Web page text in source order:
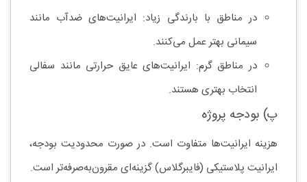
در مناطق با بارندگی زیاد: ایرانیت‌های ضدآب مانند
سیمانی بهتر عمل می‌کنند.
در مناطق گرم: ایرانیت‌های عایق حرارتی مانند سفالی
انتخاب بهتری هستند.
پ) بودجه پروژه
هزینه ایرانیت‌ها متفاوت است. در صورت محدودیت بودجه،
ایرانیت پلاستیکی (فایبرگلاس) گزینه‌ای مقرون‌به‌صرفه‌تر است.